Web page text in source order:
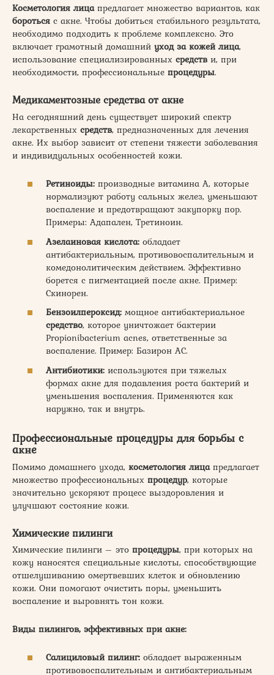
Косметология лицапредлагает множество вариантов, как
бороться с акне. Чтобы добиться стабильного результата,
необходимо подходить к проблеме комплексно. Это
включает грамотный домашний уход за кожей лица,
использование специализированных средств и, при
необходимости, профессиональные процедуры.
Медикаментозные средстваот акне
На сегодняшний день существует широкий спектр
лекарственных средств, предназначенных для лечения
акне. Их выбор зависит от степени тяжести заболевания
и индивидуальных особенностей кожи.
Ретиноиды: производные витамина А, которые
нормализуют работу сальных желез, уменьшают
воспаление и предотвращают закупорку пор.
Примеры: Адапален, Третиноин.
Азелаиновая кислота: обладает
антибактериальным, противовоспалительным и
комедонолитическим действием. Эффективно
борется с пигментацией после акне. Пример:
Скинорен.
Бензоилпероксид: мощное антибактериальное
средство, которое уничтожает бактерии
Propionibacterium acnes, ответственные за
воспаление. Пример: Базирон АС.
Антибиотики: используются при тяжелых
формах акне для подавления роста бактерий и
уменьшения воспаления. Применяются как
наружно, так и внутрь.
Профессиональные процедуры для борьбы с
акне
Помимо домашнего ухода, косметология лицапредлагает
множество профессиональных процедур, которые
значительно ускоряют процесс выздоровления и
улучшают состояние кожи.
Химические пилинги
Химические пилинги – это процедуры, при которых на
кожу наносятся специальные кислоты, способствующие
отшелушиванию омертвевших клеток и обновлению
кожи. Они помогают очистить поры, уменьшить
воспаление и выровнять тон кожи.
Виды пилингов, эффективных при акне:
Салициловый пилинг: обладает выраженным
противовоспалительным и антибактериальным